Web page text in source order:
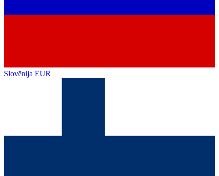
Slovēnija EUR